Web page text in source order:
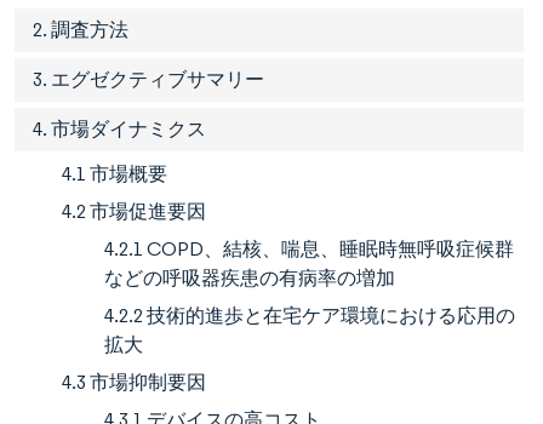
2. 調査方法
3. エグゼクティブサマリー
4. 市場ダイナミクス
4.1 市場概要
4.2 市場促進要因
4.2.1 COPD、結核、喘息、睡眠時無呼吸症候群
などの呼吸器疾患の有病率の増加
4.2.2 技術的進歩と在宅ケア環境における応用の
拡大
4.3 市場抑制要因